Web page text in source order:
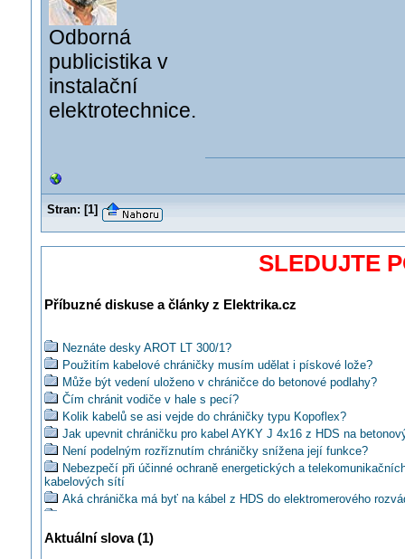
Odborná
publicistika v
instalační
elektrotechnice.
Stran: [1]
SLEDUJTE
Příbuzné diskuse a články z Elektrika.cz
Neznáte desky AROT LT 300/1?
Použitím kabelové chráničky musím udělat i pískové lože?
Může být vedení uloženo v chráničce do betonové podlahy?
Čím chránit vodiče v hale s pecí?
Kolik kabelů se asi vejde do chráničky typu Kopoflex?
Jak upevnit chráničku pro kabel AYKY J 4x16 z HDS na
Není podelným rozříznutím chráničky snížena její funkce?
Nebezpečí při účinné ochraně energetických a
kabelových sítí
Aká chránička má byť na kábel z HDS do elektromerového
Je umístění kabelu na stroji bez "chráničky" bezpečné?
Aktuální slova (1)